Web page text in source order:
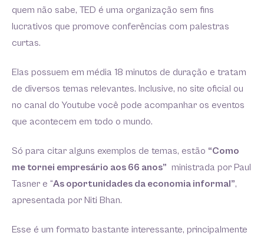
quem não sabe, TED é uma organização sem fins
lucrativos que promove conferências com palestras
curtas.
Elas possuem em média 18 minutos de duração e tratam
de diversos temas relevantes. Inclusive, no site oficial ou
no canal do Youtube você pode acompanhar os eventos
que acontecem em todo o mundo.
Só para citar alguns exemplos de temas, estão “Como
me tornei empresário aos 66 anos” ministrada por Paul
Tasner e “As oportunidades da economia informal”,
apresentada por Niti Bhan.
Esse é um formato bastante interessante, principalmente